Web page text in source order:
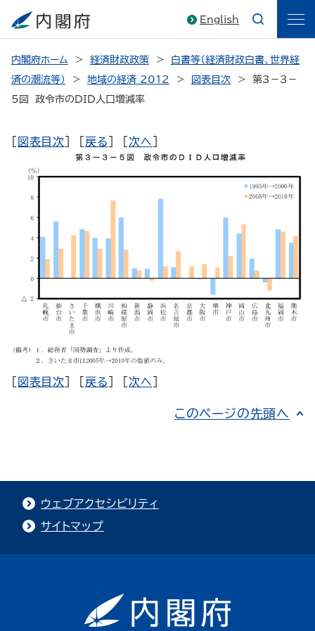
English
内閣府ホーム 経済財政政策
白書等（経済財政白書、世界経
済の潮流等）
地域の経済 2012 図表目次
第3－3－
5図 政令市のDID人口増減率
図表目次 戻る ] [次へ
図表目次 戻る ] [次へ
このページの先頭へ
ウェブアクセシビリティ
サイトマップ